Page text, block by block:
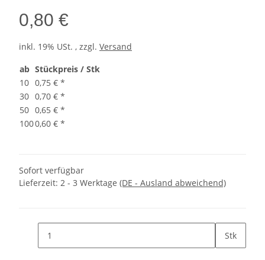
0,80 €
inkl. 19% USt. , zzgl. Versand
ab Stückpreis / Stk
10 0,75 € *
30 0,70 € *
50 0,65 € *
1000,60 € *
Sofort verfügbar
Lieferzeit: 2 - 3 Werktage (DE - Ausland abweichend)
Stk